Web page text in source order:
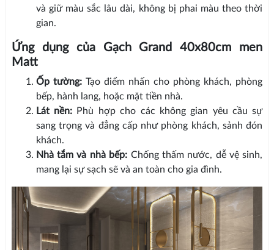
và giữ màu sắc lâu dài, không bị phai màu theo thời
gian.
Ứng dụng của Gạch Grand 40x80cm men
Matt
Ốp tường:Tạo điểm nhấn cho phòng khách, phòng
bếp, hành lang, hoặc mặt tiền nhà.
Lát nền:Phù hợp cho các không gian yêu cầu sự
sang trọng và đẳng cấp như phòng khách, sảnh đón
khách.
Nhà tắm và nhà bếp: Chống thấm nước, dễ vệ sinh,
mang lại sự sạch sẽ và an toàn cho gia đình.